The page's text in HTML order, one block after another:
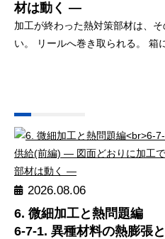
材は動く ―
加工が終わった熱対策部材は、
い。 リールへ巻き取られる。 箱
2026.08.06
6. 微細加工と熱問題編
6-7-1. 異種材料の熱膨張